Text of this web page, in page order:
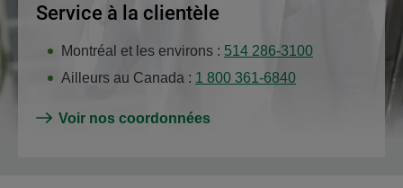
Service à la clientèle
Montréal et les environs : 514 286-3100
Ailleurs au Canada : 1 800 361-6840
Voir nos coordonnées